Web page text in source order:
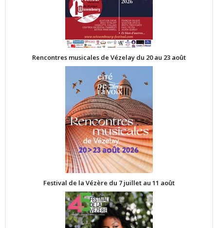
Rencontres musicales de Vézelay du 20 au 23 août
Festival de la Vézère du 7 juillet au 11 août